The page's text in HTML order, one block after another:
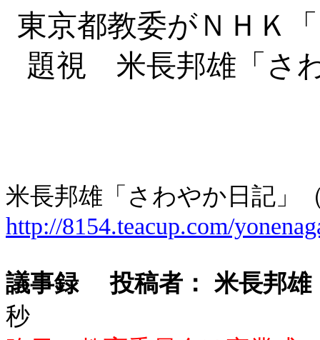
東京都教委がＮＨＫ
題視 米長邦雄「さ
米長邦雄「さわやか日記」
http://8154.teacup.com/
議事録 投稿者： 米長邦雄
秒